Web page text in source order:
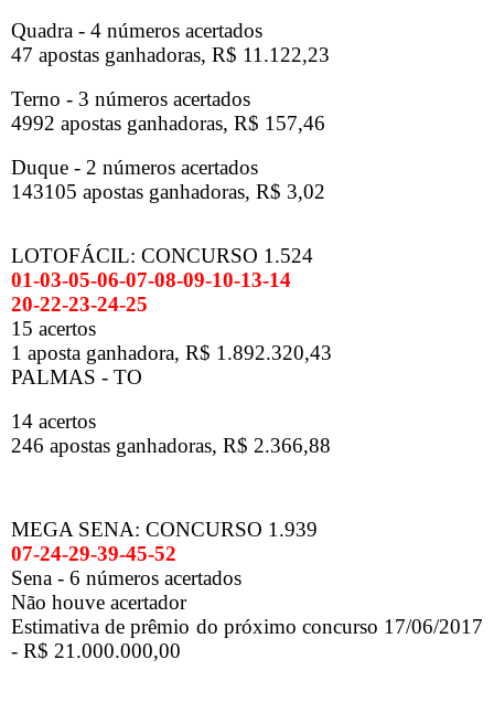
Quadra - 4 números acertados
47 apostas ganhadoras, R$ 11.122,23
Terno - 3 números acertados
4992 apostas ganhadoras, R$ 157,46
Duque - 2 números acertados
143105 apostas ganhadoras, R$ 3,02
LOTOFÁCIL: CONCURSO 1.524
01-03-05-06-07-08-09-10-13-14
20-22-23-24-25
15 acertos
1 aposta ganhadora, R$ 1.892.320,43
PALMAS - TO
14 acertos
246 apostas ganhadoras, R$ 2.366,88
MEGA SENA: CONCURSO 1.939
07-24-29-39-45-52
Sena - 6 números acertados
Não houve acertador
Estimativa de prêmio do próximo concurso 17/06/2017
- R$ 21.000.000,00